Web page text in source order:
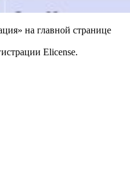
на главной странице
Elicense.